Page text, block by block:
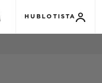
HUBLOTISTA